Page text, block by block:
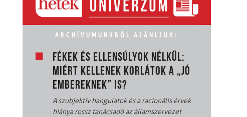
ARCHÍVUMUNKBÓL AJÁNLJUK:
FÉKEK ÉS ELLENSÚLYOK NÉLKÜL:
MIÉRT KELLENEK KORLÁTOK A „JÓ
EMBEREKNEK” IS?
A szubjektív hangulatok és a racionális érvek
hiánya rossz tanácsadó az államszervezet